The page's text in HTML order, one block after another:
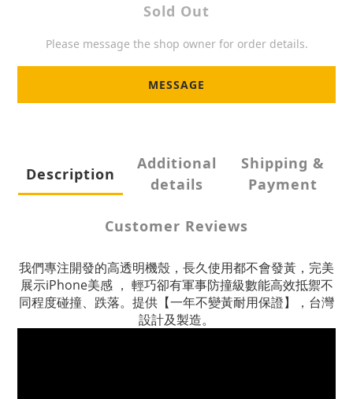
Sold Out
Please message the shop owner for order details.
MESSAGE
Description
Additional
details
Shipping &
Payment
Customer Reviews
我們專注開發的高透明機殼，長久使用都不會發黃，完美
展示iPhone美感 ， 輕巧卻有軍事防撞級數能高效抵禦不
同程度碰撞、跌落。提供【一年不變黃耐用保證】，台灣
設計及製造。